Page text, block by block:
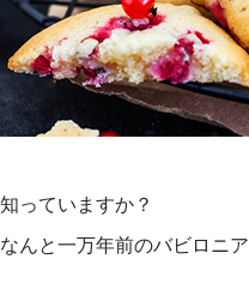
っていますか？
んと一万年前のバビロニア